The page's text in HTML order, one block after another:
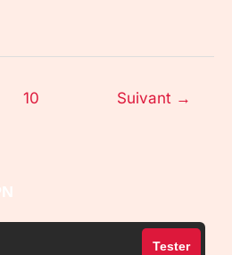
10 Suivant →
Tester